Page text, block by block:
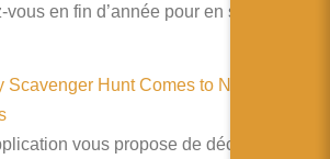
en fin d’année pour en savoir plus
Hunt Comes to Nashville –
vous propose de découvrir